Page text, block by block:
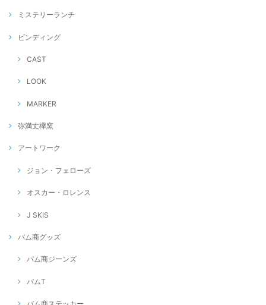
ミステリーランチ
ビンディング
CAST
LOOK
MARKER
弥満丈欅窯
アートワーク
ジョン・フェローズ
オスカー・ロレンス
J SKIS
バム商グッズ
バム商ジーンズ
バムT